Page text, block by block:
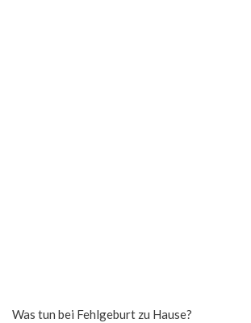
Was tun bei Fehlgeburt zu Hause?